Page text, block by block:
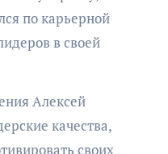
по карьерной
в своей
Алексей
качества,
своих